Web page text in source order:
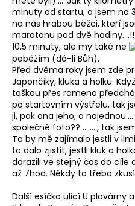
minuty od startu, a jsem na
na nás hrabou běžci, kteří
maratonu pod dvě
10,5 minuty, ale my také ne
poběžím (dá-li Bůh).
Před dvěma roky jsem zde
Japončíky, kluka a holku.
taškou přes rameno
po startovním výstřelu, tak
ji, pak ona jeho, a
společné foto?? ........, tak
To by mě zajímalo jestli v
to dalo zjistit, jestli kluk a
dorazili ve stejný čas do cíle
až 7hod. Někdy to třeba
Další esíčko ulicí U plovárny